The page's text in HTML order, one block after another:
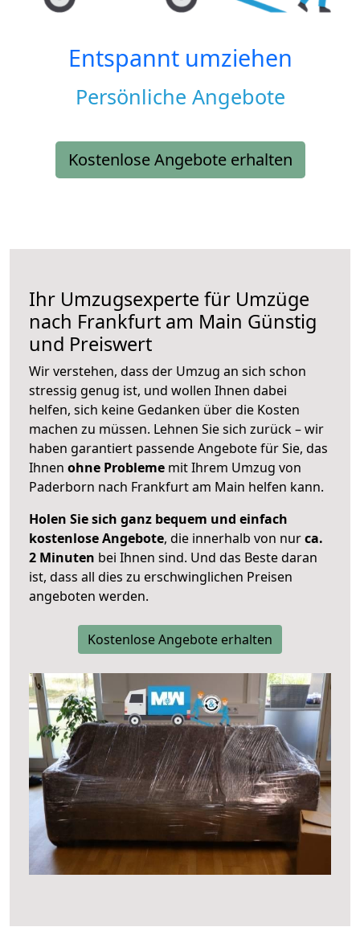
Entspannt umziehen
Persönliche Angebote
Kostenlose Angebote erhalten
Ihr Umzugsexperte für Umzüge
nach Frankfurt am Main Günstig
und Preiswert
Wir verstehen, dass der Umzug an sich schon
stressig genug ist, und wollen Ihnen dabei
helfen, sich keine Gedanken über die Kosten
machen zu müssen. Lehnen Sie sich zurück – wir
haben garantiert passende Angebote für Sie, das
Ihnen ohne Probleme mit Ihrem Umzug von
Paderborn nach Frankfurt am Main helfen kann.
Holen Sie sich ganz bequem und einfach
kostenlose Angebote, die innerhalb von nurca.
2 Minuten bei Ihnen sind. Und das Beste daran
ist, dass all dies zu erschwinglichen Preisen
angeboten werden.
Kostenlose Angebote erhalten